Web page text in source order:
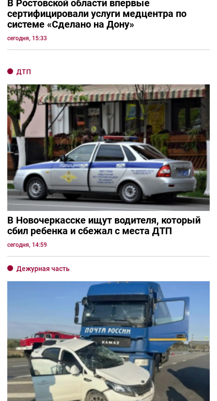
В Ростовской области впервые
сертифицировали услуги медцентра по
системе «Сделано на Дону»
сегодня, 15:33
ДТП
В Новочеркасске ищут водителя, который
сбил ребенка и сбежал с места ДТП
сегодня, 14:59
Дежурная часть